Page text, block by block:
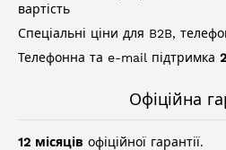
вартість
Спеціальні ціни для B2B,
Телефонна та e-mail підтримка
Офіційна
12 місяців офіційної гарантії.